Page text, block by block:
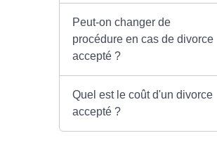
Peut-on changer de
procédure en cas de divorce
accepté ?
Quel est le coût d'un divorce
accepté ?